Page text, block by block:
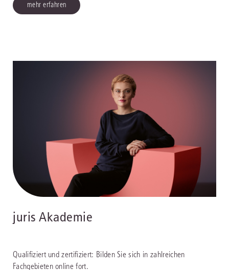
mehr erfahren
juris Akademie
Qualifiziert und zertifiziert: Bilden Sie sich in zahlreichen
Fachgebieten online fort.